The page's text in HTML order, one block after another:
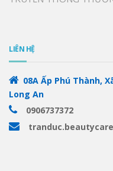
LIÊN HỆ
08A Ấp Phú Thành,
Long An
0906737372